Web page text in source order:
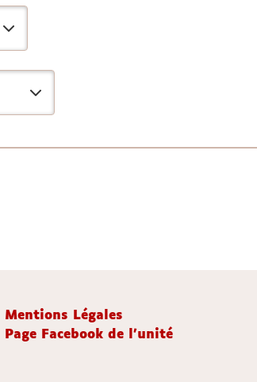
Mentions Légales
Page Facebook de l'unité